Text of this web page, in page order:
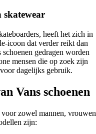
skatewear
heeft het zich in
icoon dat verder reikt dan
gedragen worden
mensen die op zoek zijn
dagelijks gebruik.
Vans schoenen
voor zowel mannen, vrouwen
zijn: